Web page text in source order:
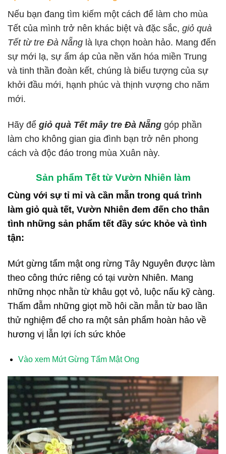
Nếu bạn đang tìm kiếm một cách để làm cho mùa
Tết của mình trở nên khác biệt và đặc sắc, giỏ quà
Tết từ tre Đà Nẵng là lựa chọn hoàn hảo. Mang đến
sự mới lạ, sự ấm áp của nền văn hóa miền Trung
và tinh thần đoàn kết, chúng là biểu tượng của sự
khởi đầu mới, hạnh phúc và thịnh vượng cho năm
mới.
Hãy để giỏ quà Tết mây tre Đà Nẵng góp phần
làm cho không gian gia đình bạn trở nên phong
cách và độc đáo trong mùa Xuân này.
Sản phẩm Tết từ Vườn Nhiên làm
Cùng với sự tỉ mỉ và cần mẫn trong quá trình
làm giỏ quà tết, Vườn Nhiên đem đến cho thân
tình những sản phẩm tết đầy sức khỏe và tình
tận:
Mứt gừng tẩm mật ong rừng Tây Nguyên được làm
theo công thức riêng có tại vườn Nhiên. Mang
những nhọc nhằn từ khâu gọt vỏ, luộc nấu kỹ càng.
Thấm đẫm những giọt mồ hôi cần mẫn từ bao lần
thử nghiệm để cho ra một sản phẩm hoàn hảo về
hương vị lẫn lợi ích sức khỏe
Vào xem Mứt Gừng Tẩm Mật Ong